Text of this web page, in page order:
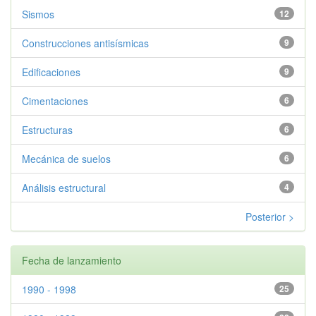
12
Sismos
9
Construcciones antisísmicas
9
Edificaciones
6
Cimentaciones
6
Estructuras
6
Mecánica de suelos
4
Análisis estructural
Posterior >
Fecha de lanzamiento
25
1990 - 1998